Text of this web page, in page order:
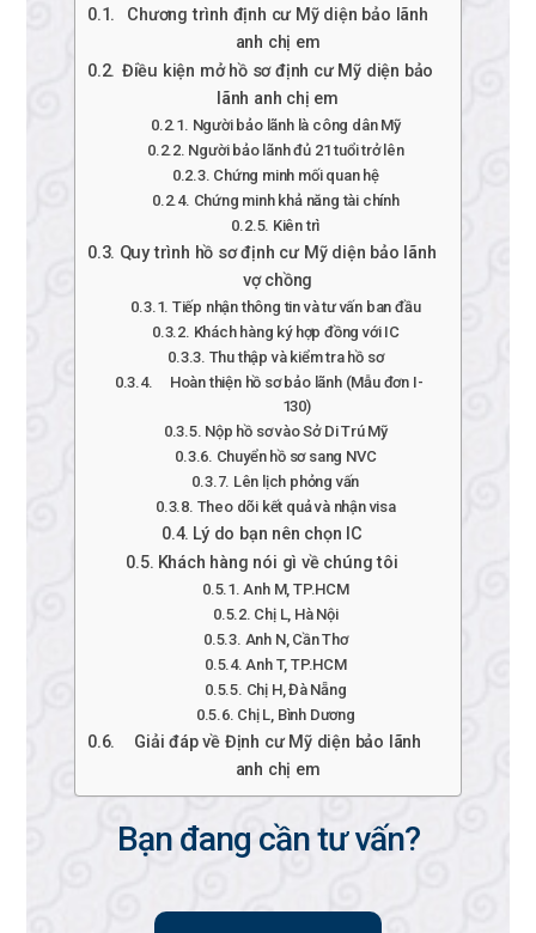
Chương trình định cư Mỹ diện bảo lãnh
anh chị em
Điều kiện mở hồ sơ định cư Mỹ diện bảo
lãnh anh chị em
Người bảo lãnh là công dân Mỹ
Người bảo lãnh đủ 21 tuổi trở lên
Chứng minh mối quan hệ
Chứng minh khả năng tài chính
Kiên trì
Quy trình hồ sơ định cư Mỹ diện bảo lãnh
vợ chồng
Tiếp nhận thông tin và tư vấn ban đầu
Khách hàng ký hợp đồng với IC
Thu thập và kiểm tra hồ sơ
Hoàn thiện hồ sơ bảo lãnh (Mẫu đơn I-
130)
Nộp hồ sơ vào Sở Di Trú Mỹ
Chuyển hồ sơ sang NVC
Lên lịch phỏng vấn
Theo dõi kết quả và nhận visa
Lý do bạn nên chọn IC
Khách hàng nói gì về chúng tôi
Anh M, TP.HCM
Chị L, Hà Nội
Anh N, Cần Thơ
Anh T, TP.HCM
Chị H, Đà Nẵng
Chị L, Bình Dương
Giải đáp về Định cư Mỹ diện bảo lãnh
anh chị em
Bạn đang cần tư vấn?